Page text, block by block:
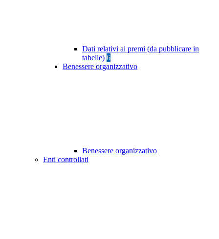
Dati relativi ai premi (da pubblicare in
tabelle) 6
Benessere organizzativo
Benessere organizzativo
Enti controllati